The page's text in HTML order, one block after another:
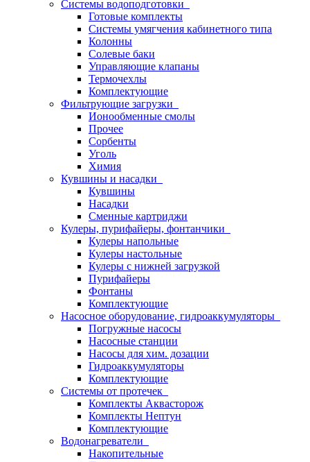
Системы водоподготовки
Готовые комплекты
Системы умягчения кабинетного типа
Колонны
Солевые баки
Управляющие клапаны
Термочехлы
Комплектующие
Фильтрующие загрузки
Ионообменные смолы
Прочее
Сорбенты
Уголь
Химия
Кувшины и насадки
Кувшины
Насадки
Сменные картриджи
Кулеры, пурифайеры, фонтанчики
Кулеры напольные
Кулеры настольные
Кулеры с нижней загрузкой
Пурифайеры
Фонтаны
Комплектующие
Насосное оборудование, гидроаккумуляторы
Погружные насосы
Насосные станции
Насосы для хим. дозации
Гидроаккумуляторы
Комплектующие
Системы от протечек
Комплекты Аквасторож
Комплекты Нептун
Комплектующие
Водонагреватели
Накопительные